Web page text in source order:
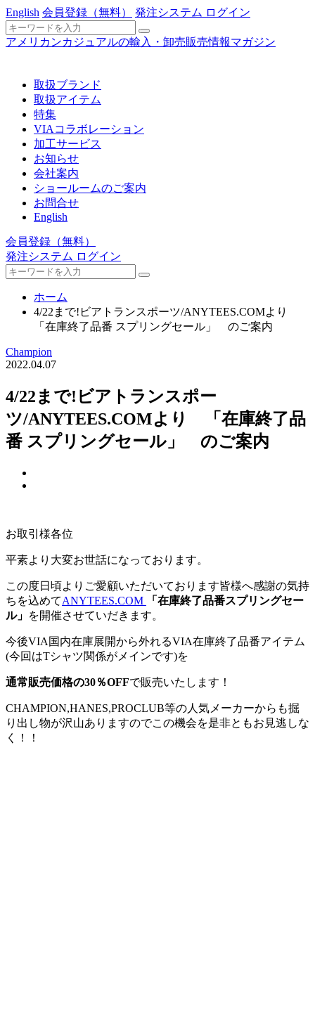
English 会員登録 （無料） 発注システム ログイン
アメリカンカジュアルの輸入・卸売販売情報マガジン
取扱ブランド
取扱アイテム
特集
VIAコラボレーション
加工サービス
お知らせ
会社案内
ショールームのご案内
お問合せ
English
会員登録 （無料）
発注システム ログイン
ホーム
4/22まで!ビアトランスポーツ/ANYTEES.COMより
「在庫終了品番 スプリングセール」 のご案内
Champion
2022.04.07
4/22まで!ビアトランスポー
ツ/ANYTEES.COMより 「在庫終了品
番 スプリングセール」 のご案内
お取引様各位
平素より大変お世話になっております。
この度日頃よりご愛顧いただいております皆様へ感謝の気持
ちを込めてANYTEES.COM
「在庫終了品番スプリングセー
ル」 を開催させていだきます。
今後VIA国内在庫展開から外れるVIA在庫終了品番アイテム
(今回はTシャツ関係がメインです)を
通常販売価格の30％OFFで販売いたします！
CHAMPION,HANES,PROCLUB等の人気メーカーからも掘
り出し物が沢山ありますのでこの機会を是非ともお見逃しな
く！！